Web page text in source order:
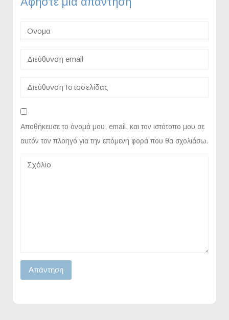
Αποθήκευσε το όνομά μου, email, και τον ιστότοπο μου σε
αυτόν τον πλοηγό για την επόμενη φορά που θα σχολιάσω.